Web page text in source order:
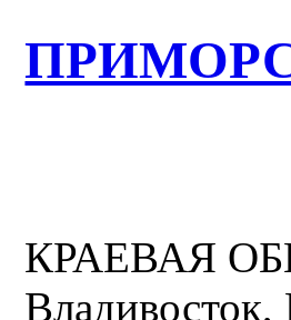
КРАЕВАЯ